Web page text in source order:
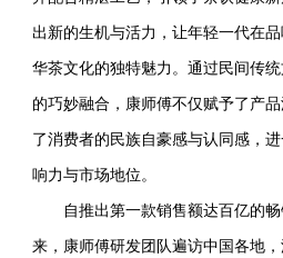
出新的生机与活力，让年轻一代在
华茶文化的独特魅力。通过民间传
的巧妙融合，康师傅不仅赋予了产
了消费者的民族自豪感与认同感，
响力与市场地位。
自推出第一款销售额达百亿的
来，康师傅研发团队遍访中国各地